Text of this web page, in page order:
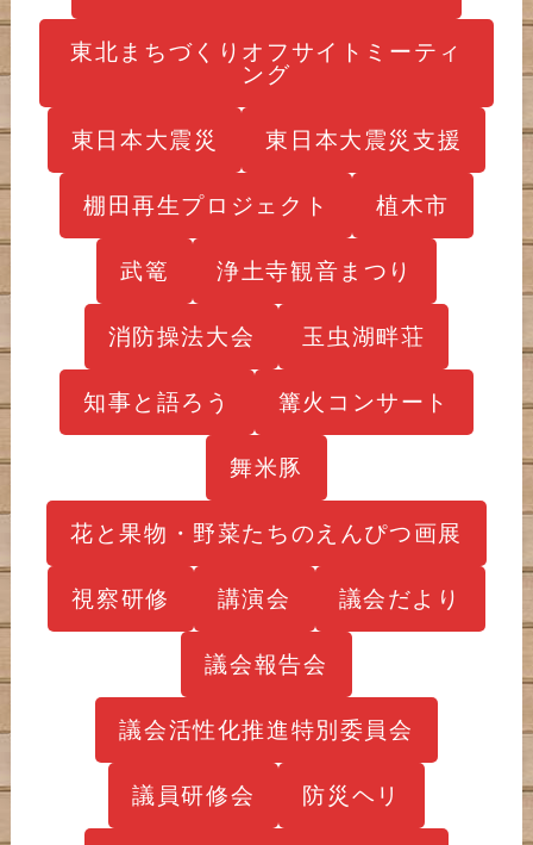
東北まちづくりオフサイトミーティ
ング
東日本大震災 東日本大震災支援
棚田再生プロジェクト 植木市
武篭 浄土寺観音まつり
消防操法大会 玉虫湖畔荘
知事と語ろう 篝火コンサート
舞米豚
花と果物・野菜たちのえんぴつ画展
視察研修 講演会 議会だより
議会報告会
議会活性化推進特別委員会
議員研修会 防災ヘリ